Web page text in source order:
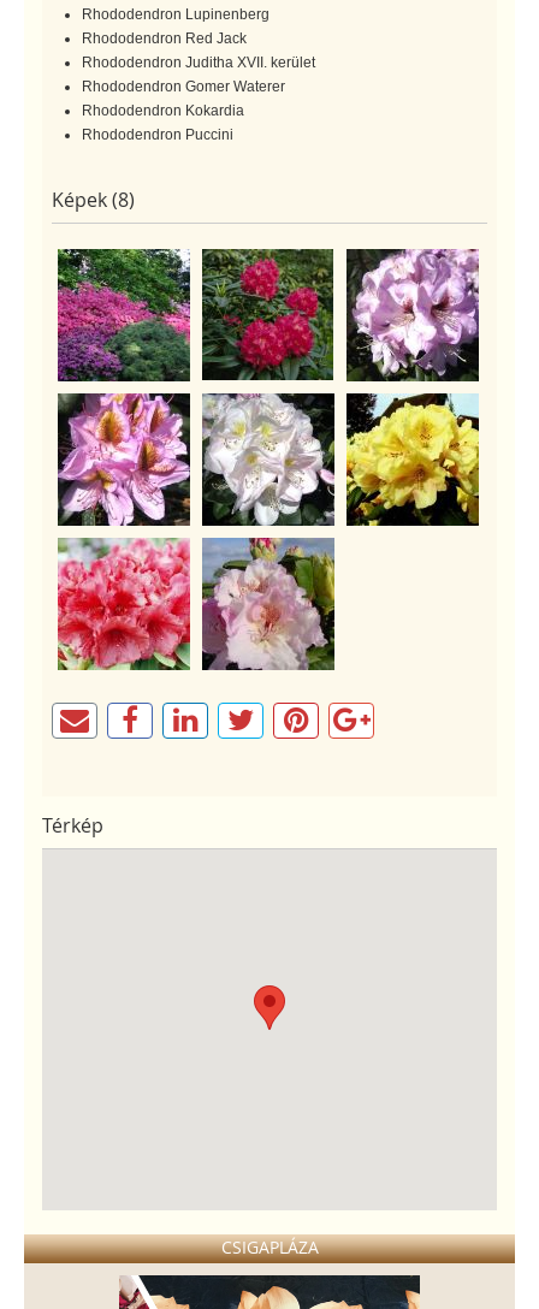
Rhododendron Lupinenberg
Rhododendron Red Jack
Rhododendron Juditha XVII. kerület
Rhododendron Gomer Waterer
Rhododendron Kokardia
Rhododendron Puccini
Képek (8)
Térkép
CSIGAPLÁZA